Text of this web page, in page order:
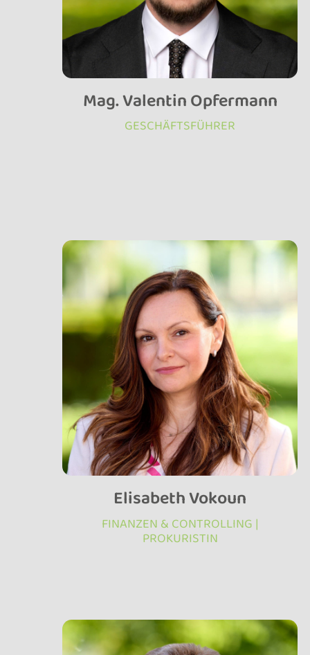
Mag. Valentin Opfermann
GESCHÄFTSFÜHRER
Elisabeth Vokoun
FINANZEN & CONTROLLING |
PROKURISTIN